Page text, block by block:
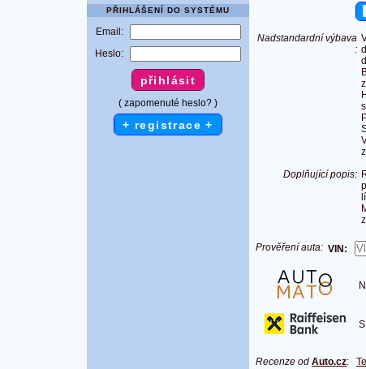
PŘIHLÁŠENÍ DO SYSTÉMU
Email:
Heslo:
( zapomenuté heslo? )
+ registrace +
Nadstandardní výbava
:
Doplňující popis:
Prověření auta: VIN:
Recenze od Auto.cz: